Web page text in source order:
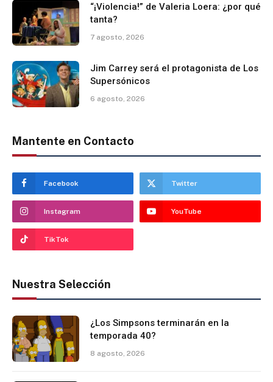
“¡Violencia!” de Valeria Loera: ¿por qué
tanta?
7 agosto, 2026
Jim Carrey será el protagonista de Los
Supersónicos
6 agosto, 2026
Mantente en Contacto
Facebook Twitter
Instagram YouTube
TikTok
Nuestra Selección
¿Los Simpsons terminarán en la
temporada 40?
8 agosto, 2026